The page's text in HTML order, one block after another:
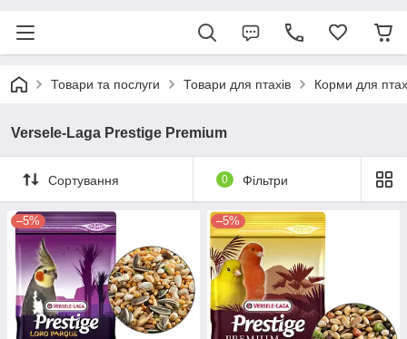
Товари та послуги Товари для птахів Корми для
Versele-Laga Prestige Premium
Сортування 0 Фільтри
–5% –5%